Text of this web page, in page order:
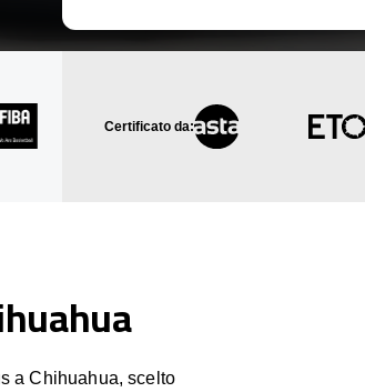
Certificato da:
a Chihuahua, scelto